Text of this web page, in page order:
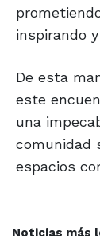
inspirando
De esta
este
una
comunidad
espacios
Noticias más